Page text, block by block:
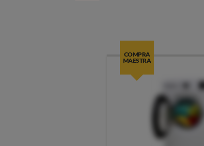
COMPRA
MAESTRA